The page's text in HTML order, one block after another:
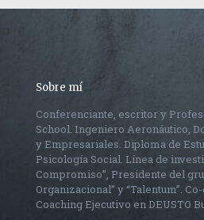
Sobre mí
Conferenciante, escritor y
School. Ingeniero Aeronáutico,
y Empresariales. Diploma de
Psicología Social. Línea de
Compromiso”, Presidente del
Organizacional” y “Talentum”.
Coaching Ejecutivo en DEUSTO